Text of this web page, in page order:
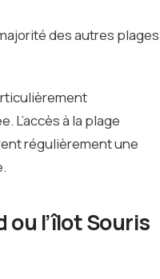
des autres plages
à la plage
régulièrement une
ou l’îlot Souris